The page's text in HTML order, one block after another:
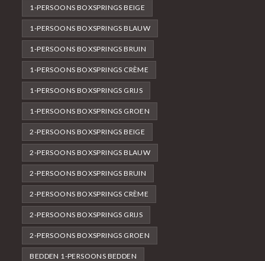
1-PERSOONS BOXSPRINGS BEIGE
1-PERSOONS BOXSPRINGS BLAUW
1-PERSOONS BOXSPRINGS BRUIN
1-PERSOONS BOXSPRINGS CRÈME
1-PERSOONS BOXSPRINGS GRIJS
1-PERSOONS BOXSPRINGS GROEN
2-PERSOONS BOXSPRINGS BEIGE
2-PERSOONS BOXSPRINGS BLAUW
2-PERSOONS BOXSPRINGS BRUIN
2-PERSOONS BOXSPRINGS CRÈME
2-PERSOONS BOXSPRINGS GRIJS
2-PERSOONS BOXSPRINGS GROEN
BEDDEN 1-PERSOONS BEDDEN